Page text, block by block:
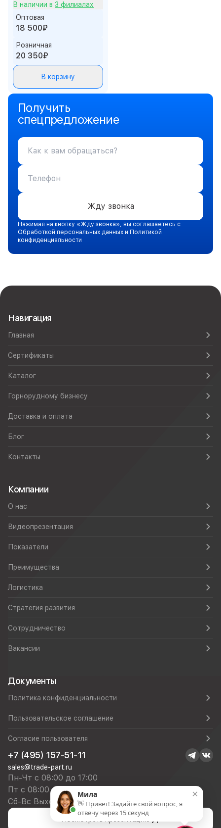
В наличии в 3 филиалах
Оптовая
18 500₽
Розничная
20 350₽
В корзину
Получить
спецпредложение
Жду звонка
Нажимая на кнопку «Жду звонка», вы соглашаетесь с
Обработкой персональных данных и Политикой
конфиденциальности
Навигация
Главная
Сертификаты
Каталог
Горнорудному бизнесу
Доставка и оплата
Блог
Контакты
Компании
О нас
Видеопрезентация
Показатели
Преимущества
Логистика
Стратегия развития
Сотрудничество
Вакансии
Документы
Политика конфиденциальности
Пользовательское соглашение
Согласие пользователя
+7 (495) 157-51-11
sales@trade-part.ru
Пн-Чт с 08:00 до 17:00
Пт с 08:00 до 16:00
Сб-Вс Выходной
×
Мила
👋 Привет! Задайте свой вопрос, я
отвечу через 15 секунд